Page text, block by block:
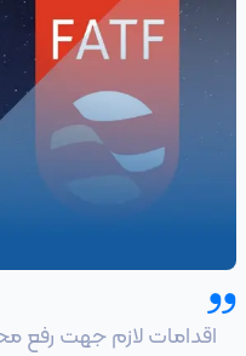
اقدامات لازم جهت رفع